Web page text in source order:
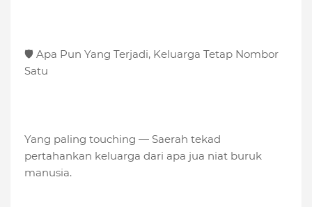
🛡️ Apa Pun Yang Terjadi, Keluarga Tetap Nombor
Satu
Yang paling touching — Saerah tekad
pertahankan keluarga dari apa jua niat buruk
manusia.